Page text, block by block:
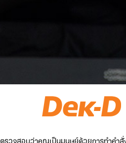
ตรวจสอบว่าคุณเป็นมนุษย์ด้วยการทำคำสั่